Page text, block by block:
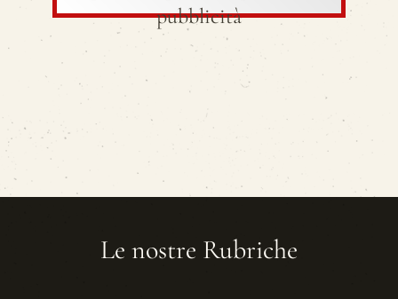
pubblicità
Le nostre Rubriche